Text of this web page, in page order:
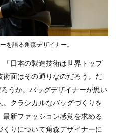
を語る角森デザイナー。
日本の製造技術は世界トップ
面はその通りなのだろう。だ
うか。バッグデザイナーが思い
クラシカルなバッグづくりを
新ファッション感覚を求める
りについて角森デザイナーに